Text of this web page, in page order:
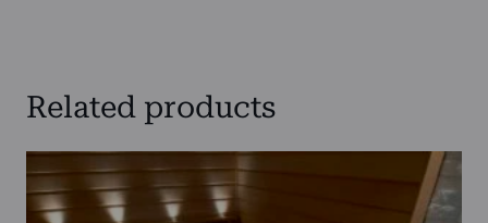
Related products